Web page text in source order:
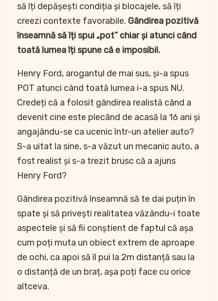
să îți depășești condiția și blocajele, să îți
creezi contexte favorabile. Gândirea pozitivă
înseamnă să îți spui „pot” chiar și atunci când
toată lumea îți spune că e imposibil.
Henry Ford, arogantul de mai sus, și-a spus
POT atunci când toată lumea i-a spus NU.
Credeți că a folosit gândirea realistă când a
devenit cine este plecând de acasă la 16 ani și
angajându-se ca ucenic într-un atelier auto?
S-a uitat la sine, s-a văzut un mecanic auto, a
fost realist și s-a trezit brusc că a ajuns
Henry Ford?
Gândirea pozitivă înseamnă să te dai puțin în
spate și să privești realitatea văzându-i toate
aspectele și să fii conștient de faptul că așa
cum poți muta un obiect extrem de aproape
de ochi, ca apoi să îl pui la 2m distanță sau la
o distanță de un braț, așa poți face cu orice
altceva.